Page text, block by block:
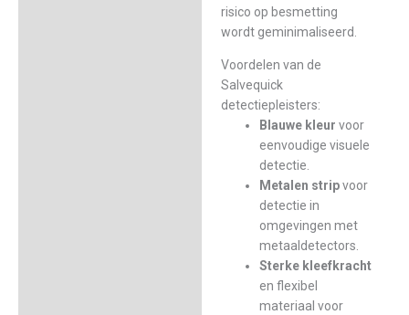
risico op besmetting
wordt geminimaliseerd.
Voordelen van de
Salvequick
detectiepleisters:
Blauwe kleur voor
eenvoudige visuele
detectie.
Metalen stripvoor
detectie in
omgevingen met
metaaldetectors.
Sterke kleefkracht
en flexibel
materiaal voor